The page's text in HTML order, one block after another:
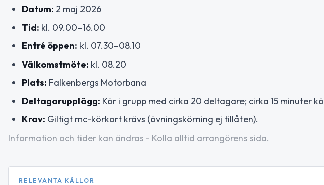
Datum: 2 maj 2026
Tid: kl. 09.00–16.00
Entré öppen: kl. 07.30–08.10
Välkomstmöte: kl. 08.20
Plats: Falkenbergs Motorbana
Deltagarupplägg: Kör i grupp med cirka 20 deltagare; cirka 15 minuter
Krav: Giltigt mc-körkort krävs (övningskörning ej tillåten).
Information och tider kan ändras - Kolla alltid arrangörens sida.
RELEVANTA KÄLLOR